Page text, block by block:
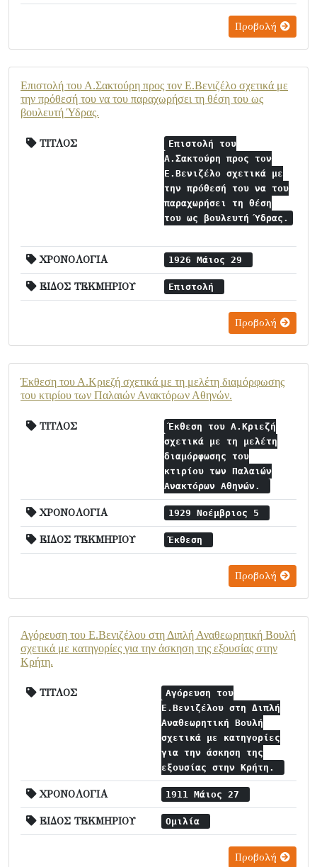
Προβολή
Επιστολή του Α.Σακτούρη προς τον Ε.Βενιζέλο σχετικά με
την πρόθεσή του να του παραχωρήσει τη θέση του ως
βουλευτή Ύδρας.
ΤΙΤΛΟΣ
Επιστολή του
Α.Σακτούρη προς τον
Ε.Βενιζέλο σχετικά με
την πρόθεσή του να του
παραχωρήσει τη θέση
του ως βουλευτή Ύδρας.
ΧΡΟΝΟΛΟΓΙΑ 1926 Μάιος 29
ΕΙΔΟΣ ΤΕΚΜΗΡΙΟΥ Επιστολή
Προβολή
Έκθεση του Α.Κριεζή σχετικά με τη μελέτη διαμόρφωσης
του κτιρίου των Παλαιών Ανακτόρων Αθηνών.
ΤΙΤΛΟΣ
Έκθεση του Α.Κριεζή
σχετικά με τη μελέτη
διαμόρφωσης του
κτιρίου των Παλαιών
Ανακτόρων Αθηνών.
ΧΡΟΝΟΛΟΓΙΑ 1929 Νοέμβριος 5
ΕΙΔΟΣ ΤΕΚΜΗΡΙΟΥ Έκθεση
Προβολή
Αγόρευση του Ε.Βενιζέλου στη Διπλή Αναθεωρητική Βουλή
σχετικά με κατηγορίες για την άσκηση της εξουσίας στην
Κρήτη.
ΤΙΤΛΟΣ
Αγόρευση του
Ε.Βενιζέλου στη Διπλή
Αναθεωρητική Βουλή
σχετικά με κατηγορίες
για την άσκηση της
εξουσίας στην Κρήτη.
ΧΡΟΝΟΛΟΓΙΑ 1911 Μάιος 27
ΕΙΔΟΣ ΤΕΚΜΗΡΙΟΥ Ομιλία
Προβολή